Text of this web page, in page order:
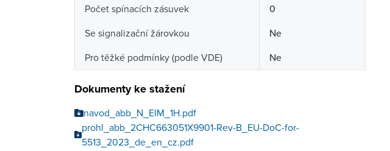
Počet spínacích zásuvek
0
Se signalizační žárovkou
Ne
Pro těžké podmínky (podle VDE)
Ne
Dokumenty ke stažení
navod_abb_N_EIM_1H.pdf
prohl_abb_2CHC663051X9901-Rev-B_EU-DoC-for-
5513_2023_de_en_cz.pdf